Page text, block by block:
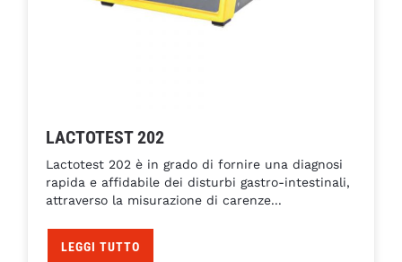
LACTOTEST 202
Lactotest 202 è in grado di fornire una diagnosi
rapida e affidabile dei disturbi gastro-intestinali,
attraverso la misurazione di carenze...
LEGGI TUTTO